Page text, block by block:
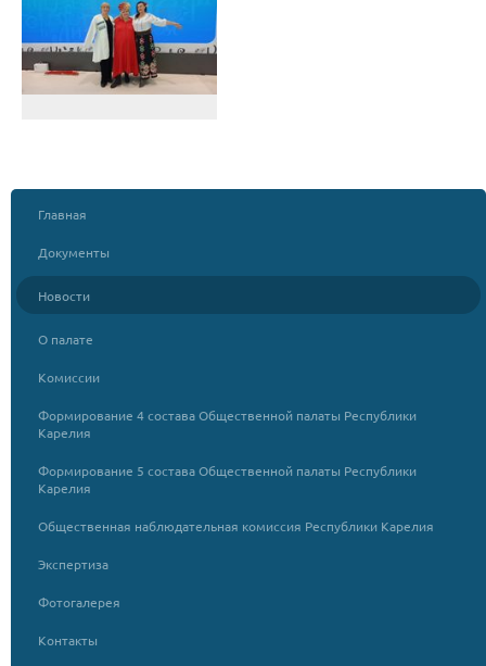
Главная
Документы
Новости
О палате
Комиссии
Формирование 4 состава Общественной палаты Республики
Карелия
Формирование 5 состава Общественной палаты Республики
Карелия
Общественная наблюдательная комиссия Республики Карелия
Экспертиза
Фотогалерея
Контакты